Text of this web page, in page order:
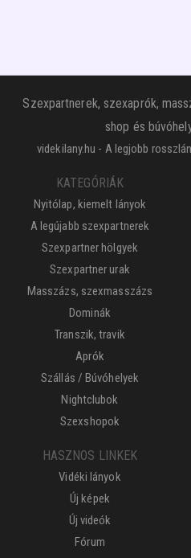
Szexpartnerek, szexaprók,
shop és
videkilany.hu - A legjobb
KATEGÓRIÁK
Nyitólap, kiemelt lányok
A legújabb szexpartnerek
Szexpartner hölgyek
Szexpartner urak
Masszázs, szexmasszázs
Dominák
Transzik, travik
Aprók
Szállás / Búvóhelyek
Nightclubok
Szexshopok
HASZNOS LINKEK
Vidéki lányok
Új képek
Új videók
Fórum